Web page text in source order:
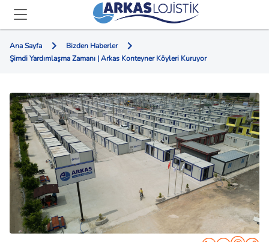
Ana Sayfa
Bizden Haberler
Şimdi Yardımlaşma Zamanı | Arkas Konteyner Köyleri Kuruyor